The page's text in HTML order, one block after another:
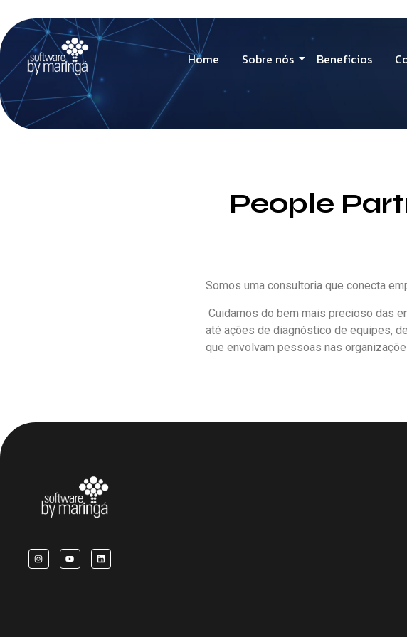
Home Sobre nós Benefícios
People
Somos uma consultoria que conecta
Cuidamos do bem mais precioso das
até ações de diagnóstico de equipes,
que envolvam pessoas nas